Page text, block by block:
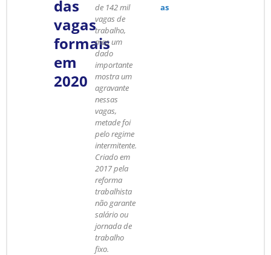
das
vagas
formais
em
2020
de 142 mil
vagas de
trabalho,
mas um
dado
importante
mostra um
agravante
nessas
vagas,
metade foi
pelo regime
intermitente.
Criado em
2017 pela
reforma
trabalhista
não garante
salário ou
jornada de
trabalho
fixo.
as